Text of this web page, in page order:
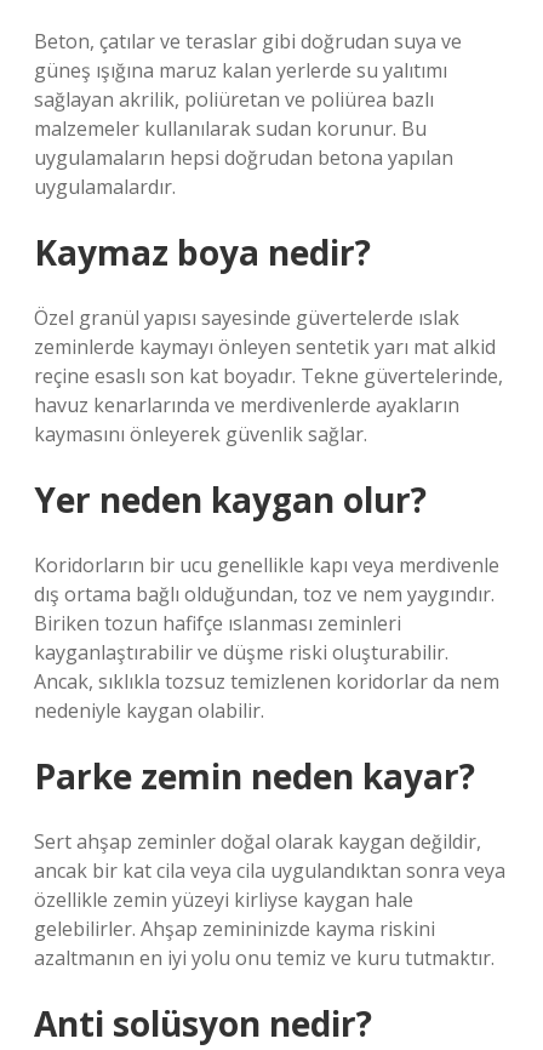
Beton, çatılar ve teraslar gibi doğrudan suya ve
güneş ışığına maruz kalan yerlerde su yalıtımı
sağlayan akrilik, poliüretan ve poliürea bazlı
malzemeler kullanılarak sudan korunur. Bu
uygulamaların hepsi doğrudan betona yapılan
uygulamalardır.
Kaymaz boya nedir?
Özel granül yapısı sayesinde güvertelerde ıslak
zeminlerde kaymayı önleyen sentetik yarı mat alkid
reçine esaslı son kat boyadır. Tekne güvertelerinde,
havuz kenarlarında ve merdivenlerde ayakların
kaymasını önleyerek güvenlik sağlar.
Yer neden kaygan olur?
Koridorların bir ucu genellikle kapı veya merdivenle
dış ortama bağlı olduğundan, toz ve nem yaygındır.
Biriken tozun hafifçe ıslanması zeminleri
kayganlaştırabilir ve düşme riski oluşturabilir.
Ancak, sıklıkla tozsuz temizlenen koridorlar da nem
nedeniyle kaygan olabilir.
Parke zemin neden kayar?
Sert ahşap zeminler doğal olarak kaygan değildir,
ancak bir kat cila veya cila uygulandıktan sonra veya
özellikle zemin yüzeyi kirliyse kaygan hale
gelebilirler. Ahşap zemininizde kayma riskini
azaltmanın en iyi yolu onu temiz ve kuru tutmaktır.
Anti solüsyon nedir?